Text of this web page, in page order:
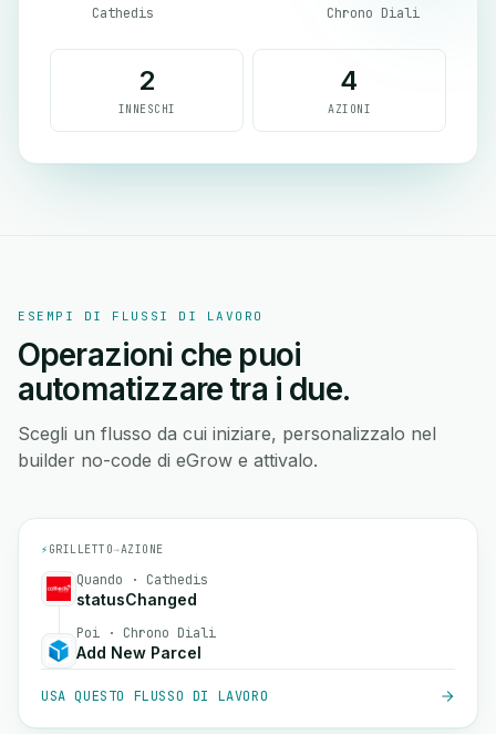
Cathedis Chrono Diali
2
INNESCHI
4
AZIONI
ESEMPI DI FLUSSI DI LAVORO
Operazioni che puoi
automatizzare tra i due.
Scegli un flusso da cui iniziare, personalizzalo nel
builder no-code di eGrow e attivalo.
⚡ GRILLETTO→AZIONE
Quando · Cathedis
statusChanged
Poi · Chrono Diali
Add New Parcel
USA QUESTO FLUSSO DI LAVORO